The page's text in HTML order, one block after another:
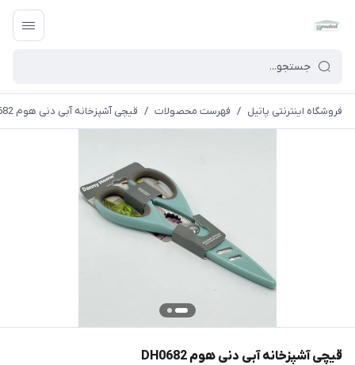
فروشگاه اینترنتی پاتیل / فهرست محصولات / قیچی آشپزخانه آبی دنی هوم DH0682
قیچی آشپزخانه آبی دنی هوم DH0682